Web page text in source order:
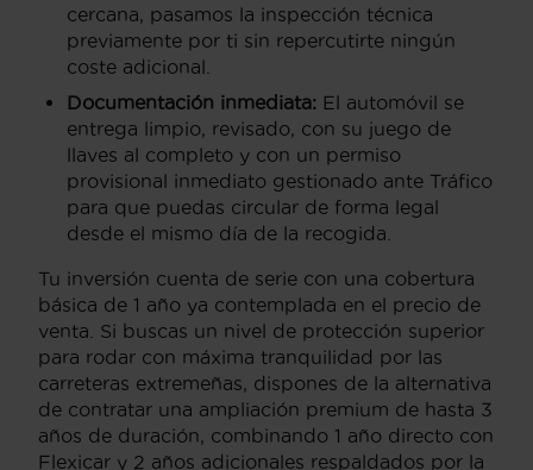
cercana, pasamos la inspección técnica
previamente por ti sin repercutirte ningún
coste adicional.
Documentación inmediata: El automóvil se
entrega limpio, revisado, con su juego de
llaves al completo y con un permiso
provisional inmediato gestionado ante Tráfico
para que puedas circular de forma legal
desde el mismo día de la recogida.
Tu inversión cuenta de serie con una cobertura
básica de 1 año ya contemplada en el precio de
venta. Si buscas un nivel de protección superior
para rodar con máxima tranquilidad por las
carreteras extremeñas, dispones de la alternativa
de contratar una ampliación premium de hasta 3
años de duración, combinando 1 año directo con
Flexicar y 2 años adicionales respaldados por la